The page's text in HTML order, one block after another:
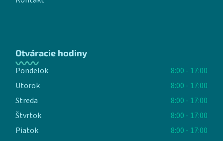
Otváracie hodiny
Pondelok
8:00 - 17:00
Utorok
8:00 - 17:00
Streda
8:00 - 17:00
Štvrtok
8:00 - 17:00
Piatok
8:00 - 17:00